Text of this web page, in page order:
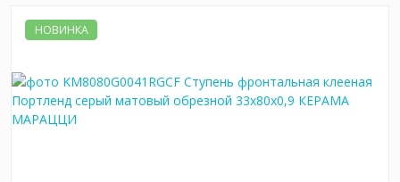
НОВИНКА